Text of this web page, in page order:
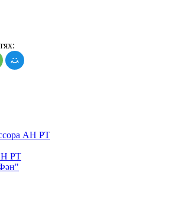
АН РТ
РТ